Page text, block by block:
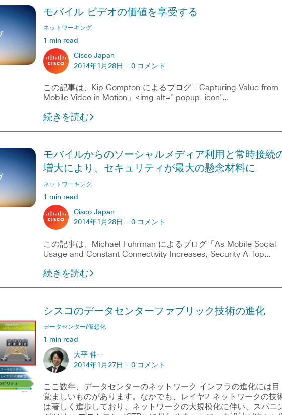
モバイル ビデオの価値を享受する
ネットワーキング
1 min read
Cisco Japan
2014年1月28日 - 0 コメント
この記事は、Kip Compton によるブログ「Capturing Value from
Mobile Video in Motion」<img alt="popup_icon"…
続きを読む
モバイルからのソーシャルメディア利用と常時接続
増大により、セキュリティが最大の懸念材料に
ネットワーキング
1 min read
Cisco Japan
2014年1月28日 - 0 コメント
この記事は、Michael Fuhrman によるブログ「As Mobile Social
Usage and Constant Connectivity Increases, Security A Top…
続きを読む
シスコのデータセンターファブリック技術の進化
データセンター/仮想化
1 min read
大平 伸一
2014年1月27日 - 0 コメント
ここ数年、データセンターのネットワーク インフラの進化には目
覚ましいものがあります。なかでも、レイヤ2 ネットワークの技
は著しく進歩しており、ネットワークの大規模化に伴い、スパニ